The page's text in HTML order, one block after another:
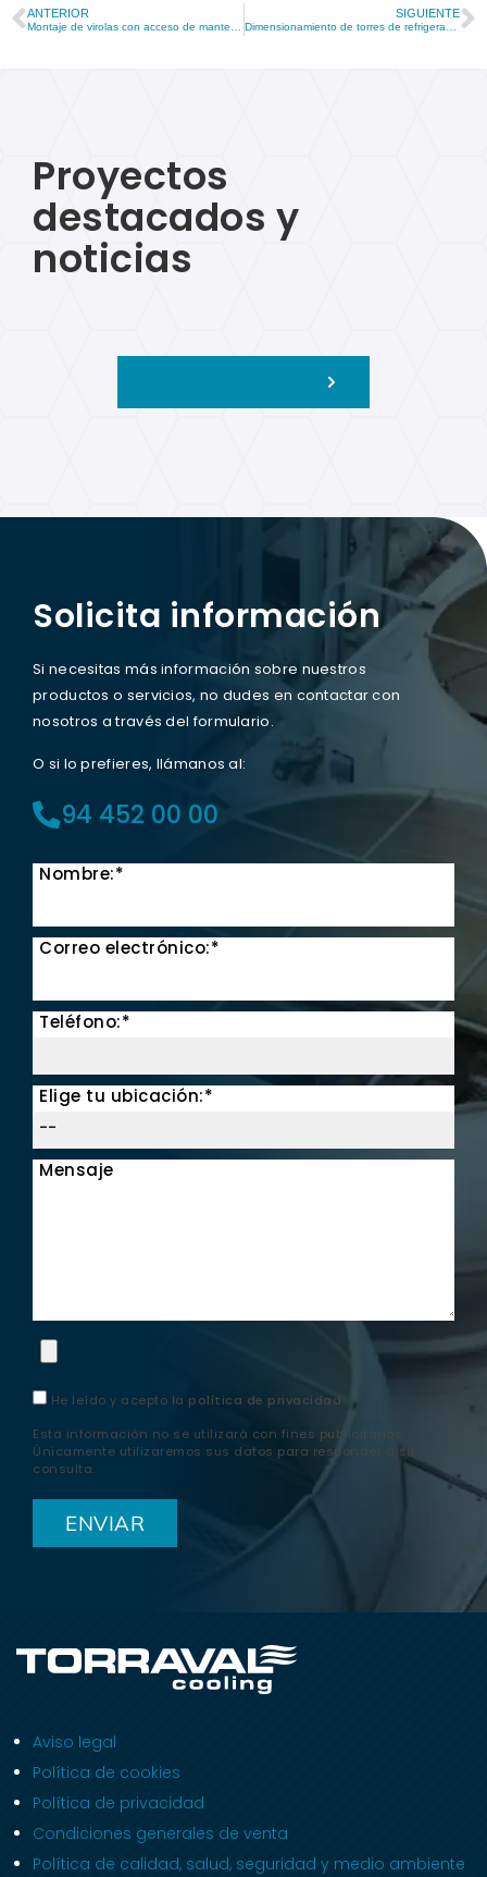
ANTERIOR SIGUIENTE
Proyectos
destacados y
noticias
Solicita información
Si necesitas más información sobre nuestros
productos o servicios, no dudes en contactar con
nosotros a través del formulario.
O si lo prefieres, llámanos al:
94 452 00 00
Nombre:*
Correo electrónico:*
Teléfono:*
Elige tu ubicación:*
Mensaje
He leído y acepto la política de privacidad
Esta información no se utilizará con fines publicitarios.
Únicamente utilizaremos sus datos para responder a su
consulta.
Aviso legal
Política de cookies
Política de privacidad
Condiciones generales de venta
Política de calidad, salud, seguridad y medio ambiente